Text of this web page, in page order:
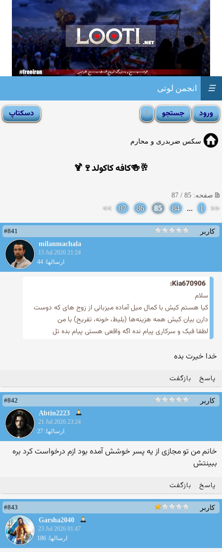
انجمن لوتی ☰
سکس ضربدری و محارم
🥂🍻کافه کاکولد🍷🍹
صفحه: 85 / 87
<<
1
...
84
85
86
87
>>
کاربر
#841
milanmachala
15 Jul 2026 21:24
ارسالها: 44
Kia670906:
سلام
کیا هستم کیش با کمال میل آماده میزبانی از زوج های که دوست
دارن بیان کیش همه هزینه‌ها (بلیط، خونه، تفریح) با من
لطفا فیک و سرکاری پیام نده اگه واقعی هستی پیام بده تل
خدا خیرت بده
پاسخ بازگفت
کاربر
#842
Abtin2223
21 Jul 2026 23:24
ارسالها: 27
خانم من تو مجازی از یه پسر خوشش آمده بود ازم درخواست کرد بره
ببینتش
پاسخ بازگفت
کاربر
#843
Garsha2040
23 Jul 2026 01:47
ارسالها: 186